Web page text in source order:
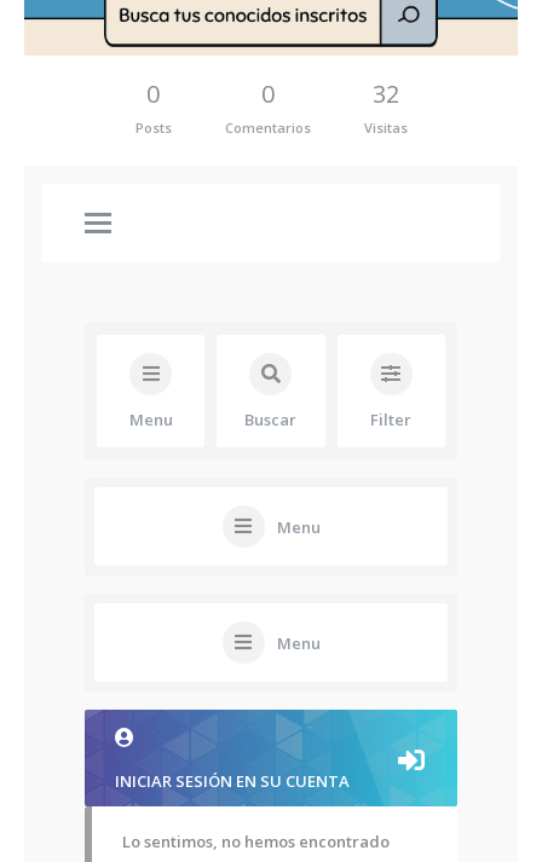
0
Posts
0
Comentarios
32
Visitas
Menu Buscar Filter
Menu
Menu
INICIAR SESIÓN EN SU CUENTA
Lo sentimos, no hemos encontrado